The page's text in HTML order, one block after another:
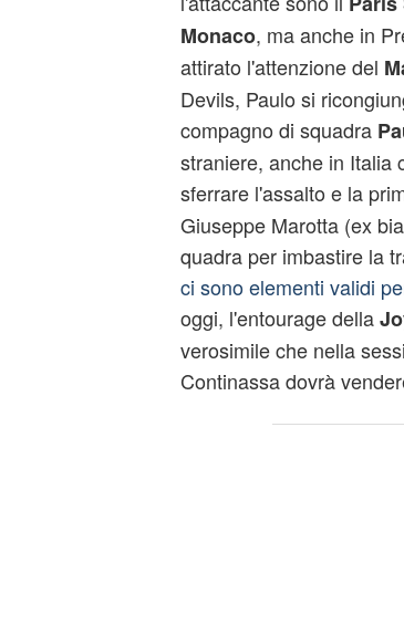
Monaco, ma anche in
attirato l'attenzione del
Devils, Paulo si
compagno di squadra
straniere, anche in Italia
sferrare l'assalto e la
Giuseppe Marotta (ex
quadra per imbastire la
ci sono elementi validi
oggi, l'entourage della
verosimile che nella
Continassa dovrà